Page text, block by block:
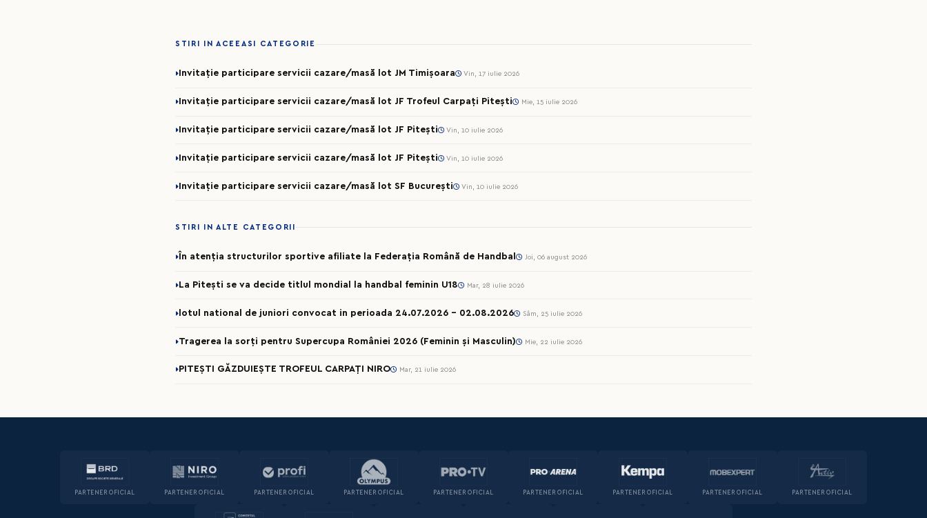
STIRI IN ACEEASI CATEGORIE
Invitație participare servicii cazare/masă lot JM Timișoara Vin, 17 iulie 2026
Invitație participare servicii cazare/masă lot JF Trofeul Carpați Pitești Mie, 15 iulie 2026
Invitație participare servicii cazare/masă lot JF Pitești Vin, 10 iulie 2026
Invitație participare servicii cazare/masă lot JF Pitești Vin, 10 iulie 2026
Invitație participare servicii cazare/masă lot SF București Vin, 10 iulie 2026
STIRI IN ALTE CATEGORII
În atenția structurilor sportive afiliate la Federația Română de Handbal Joi, 06 august 2026
La Pitești se va decide titlul mondial la handbal feminin U18 Mar, 28 iulie 2026
lotul national de juniori convocat in perioada 24.07.2026 – 02.08.2026 Sâm, 25 iulie 2026
Tragerea la sorți pentru Supercupa României 2026 (Feminin și Masculin) Mie, 22 iulie 2026
PITEȘTI GĂZDUIEȘTE TROFEUL CARPAȚI NIRO Mar, 21 iulie 2026
PARTENER OFICIAL PARTENER OFICIAL PARTENER OFICIAL PARTENER OFICIAL PARTENER OFICIAL PARTENER OFICIAL PARTENER OFICIAL PARTENER OFICIAL PARTENER OFICIAL